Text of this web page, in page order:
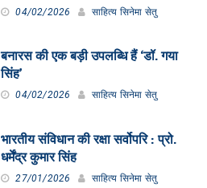
04/02/2026 साहित्य सिनेमा सेतु
बनारस की एक बड़ी उपलब्धि हैं ‘डॉ. गया
सिंह’
04/02/2026 साहित्य सिनेमा सेतु
भारतीय संविधान की रक्षा सर्वोपरि : प्रो.
धर्मेंद्र कुमार सिंह
27/01/2026 साहित्य सिनेमा सेतु